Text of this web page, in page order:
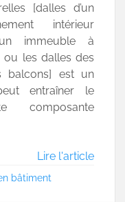
[dalles d’un
intérieur
immeuble à
ou les dalles des
balcons] est un
entraîner le
composante
Lire l'article
bâtiment